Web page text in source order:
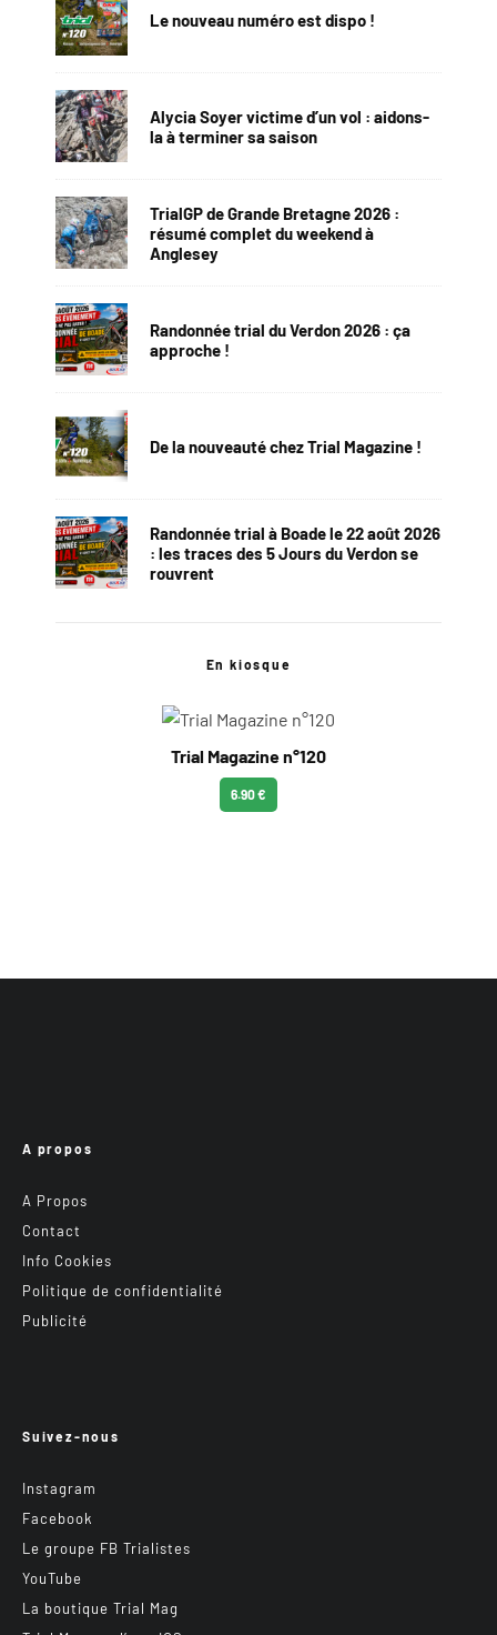
Le nouveau numéro est dispo !
Alycia Soyer victime d’un vol : aidons-
la à terminer sa saison
TrialGP de Grande Bretagne 2026 :
résumé complet du weekend à
Anglesey
Randonnée trial du Verdon 2026 : ça
approche !
De la nouveauté chez Trial Magazine !
Randonnée trial à Boade le 22 août 2026
: les traces des 5 Jours du Verdon se
rouvrent
En kiosque
Trial Magazine n°120
6.90 €
A propos
A Propos
Contact
Info Cookies
Politique de confidentialité
Publicité
Suivez-nous
Instagram
Facebook
Le groupe FB Trialistes
YouTube
La boutique Trial Mag